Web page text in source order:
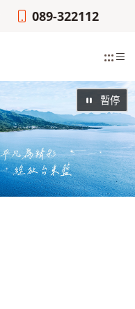
089-322112
:::
暫停